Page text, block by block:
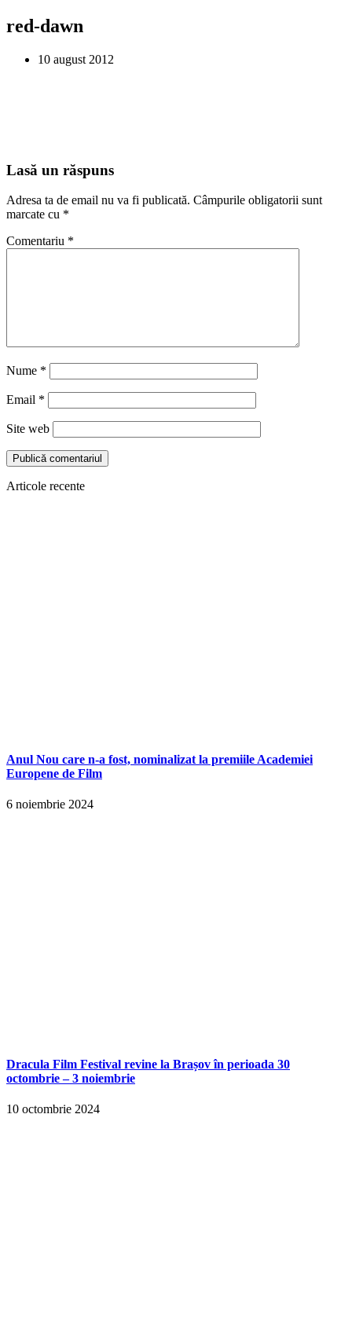
red-dawn
10 august 2012
Lasă un răspuns
Adresa ta de email nu va fi publicată. Câmpurile obligatorii sunt
marcate cu *
Comentariu *
Nume *
Email *
Site web
Articole recente
Anul Nou care n-a fost, nominalizat la premiile Academiei
Europene de Film
6 noiembrie 2024
Dracula Film Festival revine la Brașov în perioada 30
octombrie – 3 noiembrie
10 octombrie 2024